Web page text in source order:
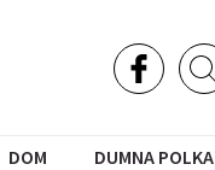
DOM DUMNA POLKA